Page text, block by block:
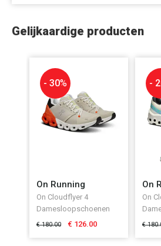
Gelijkaardige producten
On Running
On Cloudflyer 4
Damesloopschoenen
€ 180.00 € 126.00
- 30%
On
On
€
-